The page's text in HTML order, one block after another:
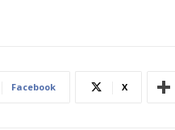
Facebook X